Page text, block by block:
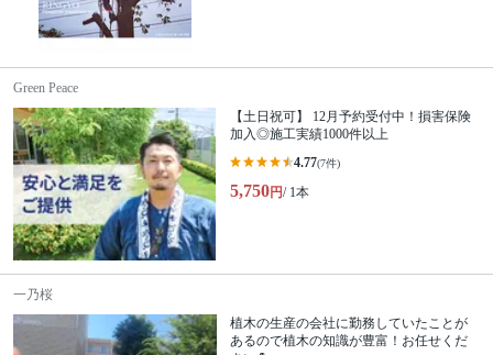
Green Peace
【土日祝可】 12月予約受付中！損害保険
加入◎施工実績1000件以上
4.77(7件)
5,750円/ 1本
一乃桜
植木の生産の会社に勤務していたことが
あるので植木の知識が豊富！お任せくだ